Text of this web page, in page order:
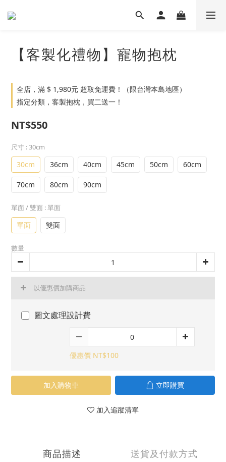
【客製化禮物】寵物抱枕
全店，滿 $ 1,980元 超取免運費！（限台灣本島地區）
指定分類，客製抱枕，買二送一！
NT$550
尺寸 : 30cm
30cm 36cm 40cm 45cm 50cm 60cm
70cm 80cm 90cm
單面 / 雙面 : 單面
單面 雙面
數量
以優惠價加購商品
圖文處理設計費
優惠價 NT$100
加入購物車 立即購買
加入追蹤清單
商品描述 送貨及付款方式